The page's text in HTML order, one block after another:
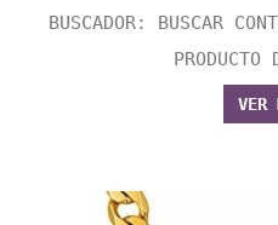
BUSCADOR: BUSCAR
VER